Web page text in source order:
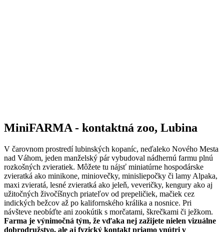
MiniFARMA - kontaktná zoo, Lubina
V čarovnom prostredí lubinských kopaníc, neďaleko Nového Mesta
nad Váhom, jeden manželský pár vybudoval nádhernú farmu plnú
rozkošných zvieratiek. Môžete tu nájsť miniatúrne hospodárske
zvieratká ako minikone, miniovečky, minisliepočky či lamy Alpaka,
maxi zvieratá, lesné zvieratká ako jeleň, veveričky, kengury ako aj
užitočných živočíšnych priateľov od prepeličiek, mačiek cez
indických bežcov až po kalifornského králika a nosnice. Pri
návšteve neobíďte ani zookútik s morčatami, škrečkami či ježkom.
Farma je výnimočná tým, že vďaka nej zažijete nielen vizuálne
dobrodružstvo, ale aj fyzický kontakt priamo vnútri v